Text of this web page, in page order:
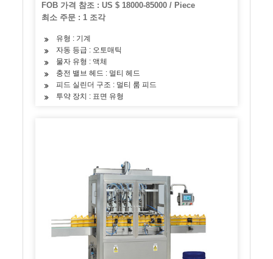
FOB 가격 참조 : US $ 18000-85000 / Piece
최소 주문 : 1 조각
유형 : 기계
자동 등급 : 오토매틱
물자 유형 : 액체
충전 밸브 헤드 : 멀티 헤드
피드 실린더 구조 : 멀티 룸 피드
투약 장치 : 표면 유형